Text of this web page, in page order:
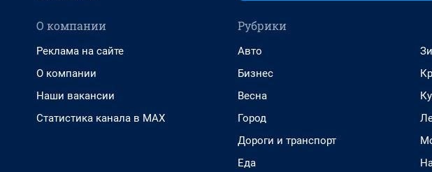
О компании
Реклама на сайте
О компании
Наши вакансии
Статистика канала в MAX
Рубрики
Авто
Бизнес
Весна
Город
Дороги и транспорт
Еда